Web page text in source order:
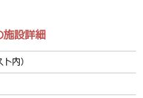
施設詳細
内）